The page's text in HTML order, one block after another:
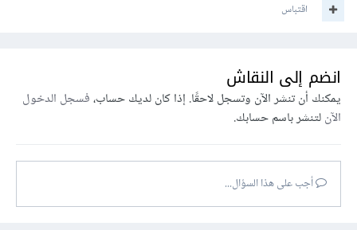
اقتباس
انضم إلى النقاش
يمكنك أن تنشر الآن وتسجل لاحقًا. إذا كان لديك حساب،فسجل الدخول
الآنلتنشر باسم حسابك.
أجب على هذا السؤال...